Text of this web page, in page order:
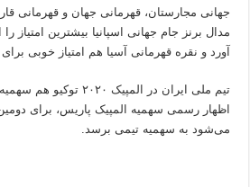
جهانی مجارستان، قهرمانی جهان و قهرمانی
مدال برنز جام جهانی اسپانیا بیشترین امتیاز
آورد و نقره قهرمانی آسیا هم امتیاز خوبی
تیم ملی ایران در المپیک
اظهار رسمی سهمیه المپیک پاریس، برای
می‌شود به سهمیه تیمی برسد.